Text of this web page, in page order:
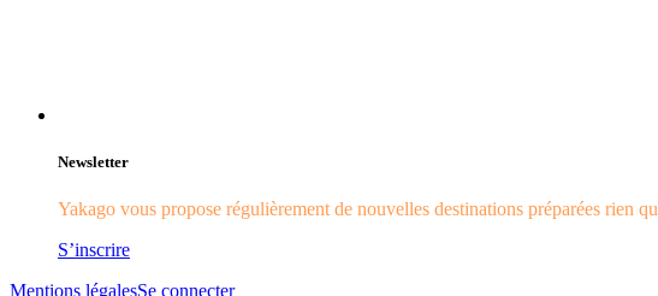
Newsletter
Yakago vous propose régulièrement de nouvelles destinations préparées rien
S’inscrire
Mentions légalesSe connecter